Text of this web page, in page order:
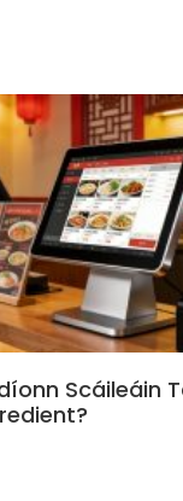
Scáileáin